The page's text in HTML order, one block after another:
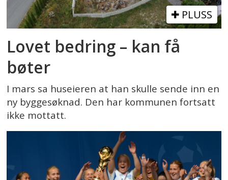
PLUSS
Lovet bedring – kan få
bøter
I mars sa huseieren at han skulle sende inn en
ny byggesøknad. Den har kommunen fortsatt
ikke mottatt.